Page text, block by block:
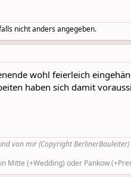
nicht anders angegeben.
wohl feierleich
haben sich damit
von mir (Copyright BerlinerBauleiter)
Mitte (+Wedding) oder Pankow